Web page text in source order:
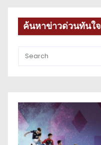
t
g
i
ค้นหาข่าวด่วนทันใจ